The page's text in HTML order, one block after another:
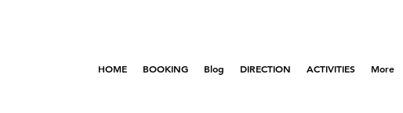
HOME BOOKING Blog DIRECTION ACTIVITIES More